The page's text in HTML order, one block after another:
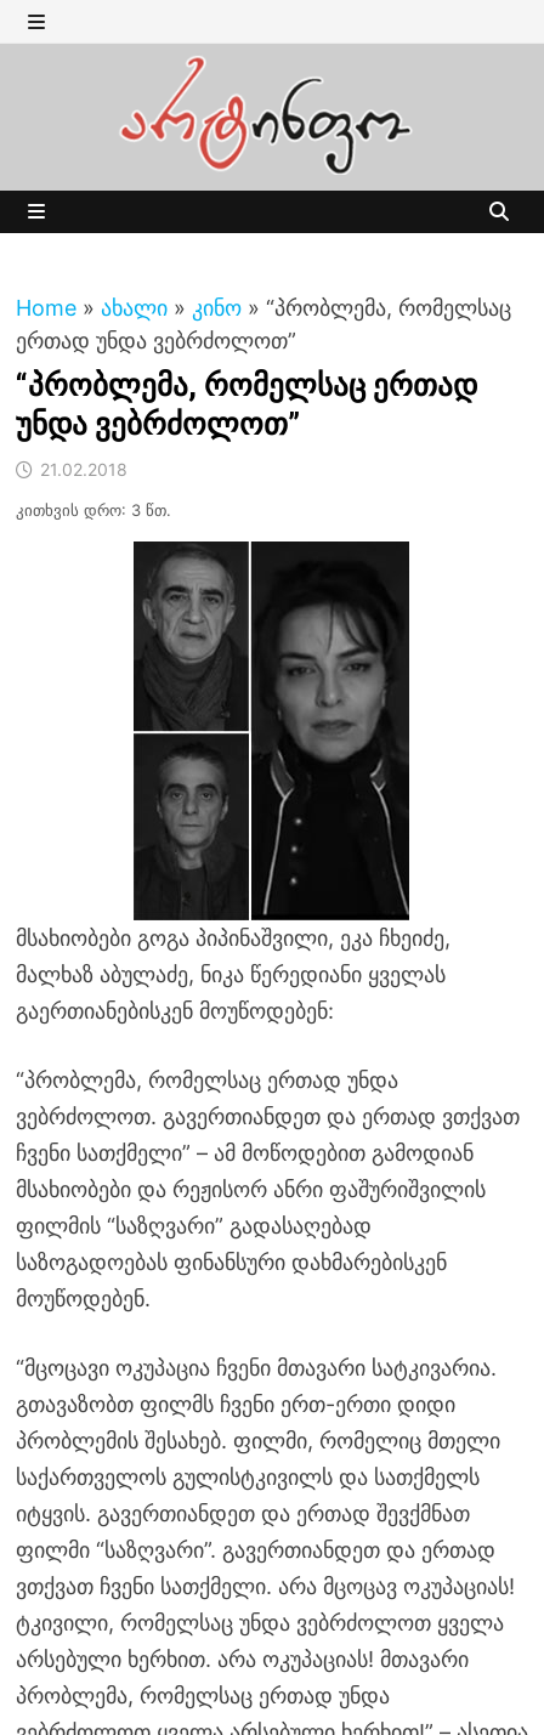
Skip
to MENU
Home » ახალი » კინო » “პრობლემა, რომელსაც
ერთად უნდა ვებრძოლოთ”
“პრობლემა, რომელსაც ერთად
უნდა ვებრძოლოთ”
21.02.2018
კითხვის დრო: 3 წთ.
მსახიობები გოგა პიპინაშვილი, ეკა ჩხეიძე,
მალხაზ აბულაძე, ნიკა წერედიანი ყველას
გაერთიანებისკენ მოუწოდებენ:
“პრობლემა, რომელსაც ერთად უნდა
ვებრძოლოთ. გავერთიანდეთ და ერთად ვთქვათ
ჩვენი სათქმელი” – ამ მოწოდებით გამოდიან
მსახიობები და რეჟისორ ანრი ფაშურიშვილის
ფილმის “საზღვარი” გადასაღებად
საზოგადოებას ფინანსური დახმარებისკენ
მოუწოდებენ.
“მცოცავი ოკუპაცია ჩვენი მთავარი სატკივარია.
გთავაზობთ ფილმს ჩვენი ერთ-ერთი დიდი
პრობლემის შესახებ. ფილმი, რომელიც მთელი
საქართველოს გულისტკივილს და სათქმელს
იტყვის. გავერთიანდეთ და ერთად შევქმნათ
ფილმი “საზღვარი”. გავერთიანდეთ და ერთად
ვთქვათ ჩვენი სათქმელი. არა მცოცავ ოკუპაციას!
ტკივილი, რომელსაც უნდა ვებრძოლოთ ყველა
არსებული ხერხით. არა ოკუპაციას! მთავარი
პრობლემა, რომელსაც ერთად უნდა